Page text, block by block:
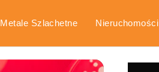
Metale Szlachetne Nieruchomości